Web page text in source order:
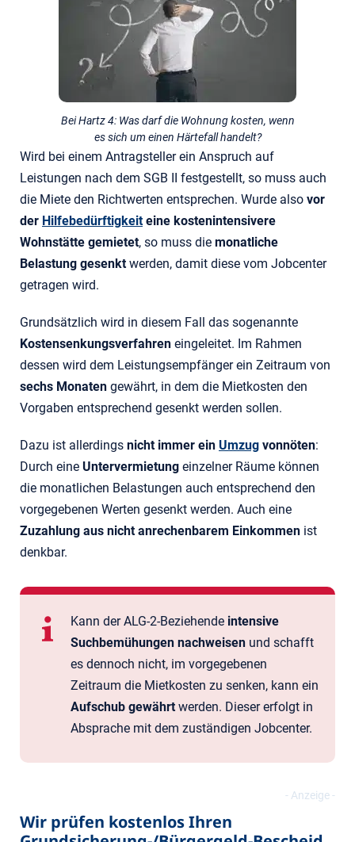
Bei Hartz 4: Was darf die Wohnung kosten, wenn
es sich um einen Härtefall handelt?
Wird bei einem Antragsteller ein Anspruch auf
Leistungen nach dem SGB II festgestellt, so muss auch
die Miete den Richtwerten entsprechen. Wurde also vor
der Hilfebedürftigkeiteine kostenintensivere
Wohnstätte gemietet, so muss die monatliche
Belastung gesenktwerden, damit diese vom Jobcenter
getragen wird.
Grundsätzlich wird in diesem Fall das sogenannte
Kostensenkungsverfahren eingeleitet. Im Rahmen
dessen wird dem Leistungsempfänger ein Zeitraum von
sechs Monaten gewährt, in dem die Mietkosten den
Vorgaben entsprechend gesenkt werden sollen.
Dazu ist allerdings nicht immer ein Umzug vonnöten:
Durch eine Untervermietung einzelner Räume können
die monatlichen Belastungen auch entsprechend den
vorgegebenen Werten gesenkt werden. Auch eine
Zuzahlung aus nicht anrechenbarem Einkommen ist
denkbar.
Kann der ALG-2-Beziehende intensive
Suchbemühungen nachweisen und schafft
es dennoch nicht, im vorgegebenen
Zeitraum die Mietkosten zu senken, kann ein
Aufschub gewährtwerden. Dieser erfolgt in
Absprache mit dem zuständigen Jobcenter.
Wir prüfen kostenlos Ihren